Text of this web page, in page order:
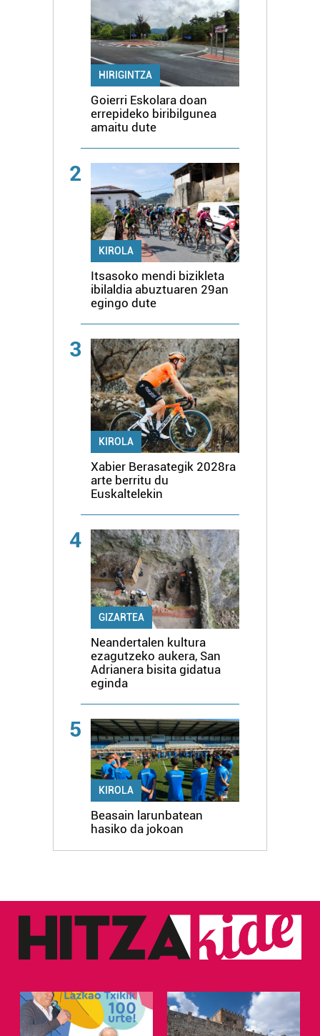
HIRIGINTZA
Goierri Eskolara doan
errepideko biribilgunea
amaitu dute
2
KIROLA
Itsasoko mendi bizikleta
ibilaldia abuztuaren 29an
egingo dute
3
KIROLA
Xabier Berasategik 2028ra
arte berritu du
Euskaltelekin
4
GIZARTEA
Neandertalen kultura
ezagutzeko aukera, San
Adrianera bisita gidatua
eginda
5
KIROLA
Beasain larunbatean
hasiko da jokoan